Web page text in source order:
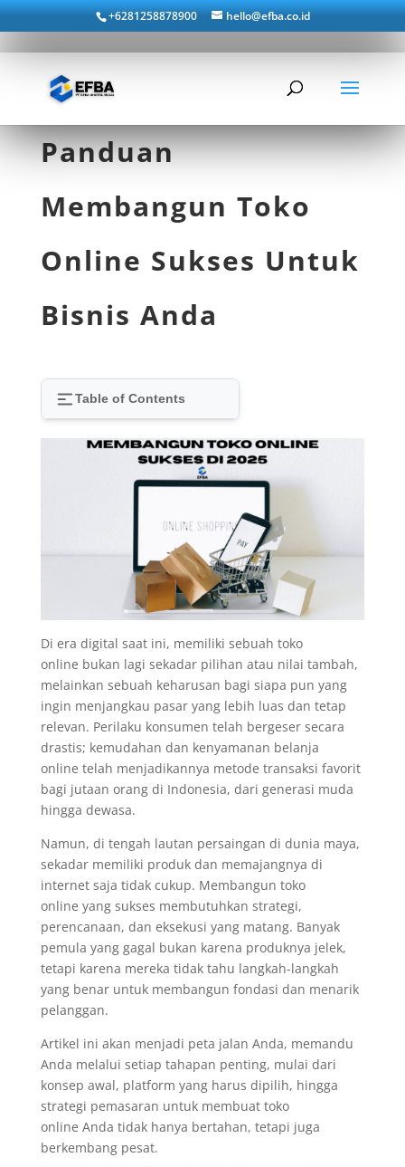
+6281258878900 hello@efba.co.id
Panduan
Membangun Toko
Online Sukses Untuk
Bisnis Anda
Table of Contents
Di era digital saat ini, memiliki sebuah toko
online bukan lagi sekadar pilihan atau nilai tambah,
melainkan sebuah keharusan bagi siapa pun yang
ingin menjangkau pasar yang lebih luas dan tetap
relevan. Perilaku konsumen telah bergeser secara
drastis; kemudahan dan kenyamanan belanja
online telah menjadikannya metode transaksi favorit
bagi jutaan orang di Indonesia, dari generasi muda
hingga dewasa.
Namun, di tengah lautan persaingan di dunia maya,
sekadar memiliki produk dan memajangnya di
internet saja tidak cukup. Membangun toko
online yang sukses membutuhkan strategi,
perencanaan, dan eksekusi yang matang. Banyak
pemula yang gagal bukan karena produknya jelek,
tetapi karena mereka tidak tahu langkah-langkah
yang benar untuk membangun fondasi dan menarik
pelanggan.
Artikel ini akan menjadi peta jalan Anda, memandu
Anda melalui setiap tahapan penting, mulai dari
konsep awal, platform yang harus dipilih, hingga
strategi pemasaran untuk membuat toko
online Anda tidak hanya bertahan, tetapi juga
berkembang pesat.